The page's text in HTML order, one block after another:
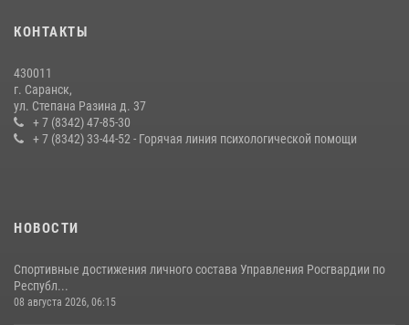
содействии сотрудников Росгвардии
Сотрудники Росгвардии обеспечили безопасность Всероссийского
конкурса профмастерства в Саранске
23 июля 2026, 11:54 4
КОНТАКТЫ
430011
г. Саранск,
ул. Степана Разина д. 37
+ 7 (8342) 47-85-30
+ 7 (8342) 33-44-52 - Горячая линия психологической помощи
НОВОСТИ
Спортивные достижения личного состава Управления Росгвардии по
Республ...
08 августа 2026, 06:15